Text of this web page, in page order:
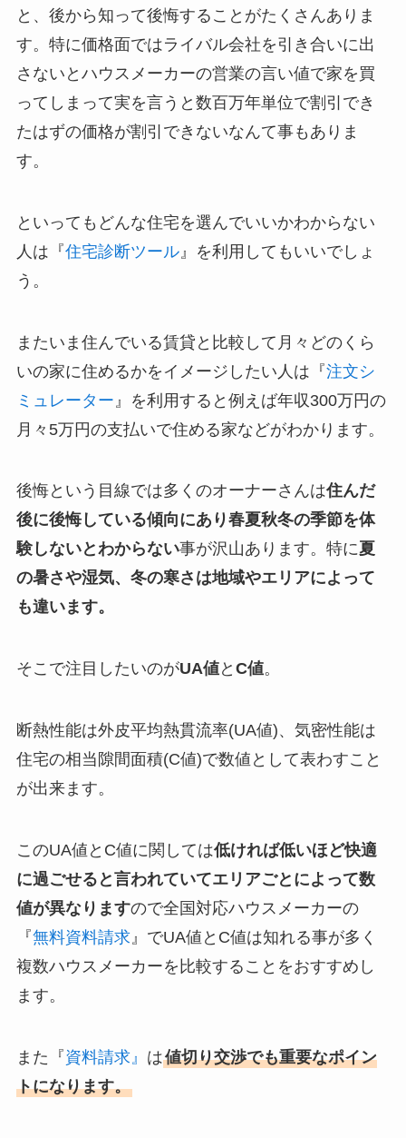
と、後から知って後悔することがたくさんありま
す。特に価格面ではライバル会社を引き合いに出
さないとハウスメーカーの営業の言い値で家を買
ってしまって実を言うと数百万年単位で割引でき
たはずの価格が割引できないなんて事もありま
す。
といってもどんな住宅を選んでいいかわからない
人は『住宅診断ツール』を利用してもいいでしょ
う。
またいま住んでいる賃貸と比較して月々どのくら
いの家に住めるかをイメージしたい人は『注文シ
ミュレーター 』を利用すると例えば年収300万円の
月々5万円の支払いで住める家などがわかります。
後悔という目線では多くのオーナーさんは住んだ
後に後悔している傾向にあり春夏秋冬の季節を体
験しないとわからない事が沢山あります。特に夏
の暑さや湿気、冬の寒さは地域やエリアによって
も違います。
そこで注目したいのがUA値と C値。
断熱性能は外皮平均熱貫流率(UA値)、気密性能は
住宅の相当隙間面積(C値)で数値として表わすこと
が出来ます。
このUA値とC値に関しては低ければ低いほど快適
に過ごせると言われていてエリアごとによって数
値が異なりますので全国対応ハウスメーカーの
『無料資料請求』でUA値とC値は知れる事が多く
複数ハウスメーカーを比較することをおすすめし
ます。
また『資料請求』 は値切り交渉でも重要なポイン
トになります。